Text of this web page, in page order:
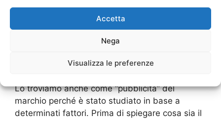
Accetta
Nega
Visualizza le preferenze
Serramenti Veka San
Zenone al Lambro
profilo sagomato
Altra caratteristica dei Serramenti Veka San
Lo troviamo anche come “pubblicità” del
marchio perché è stato studiato in base a
determinati fattori. Prima di spiegare cosa sia il